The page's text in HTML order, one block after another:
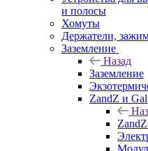
и полосы
Хомуты
Держатели,
Заземление
Назад
Заземление
ZandZ и